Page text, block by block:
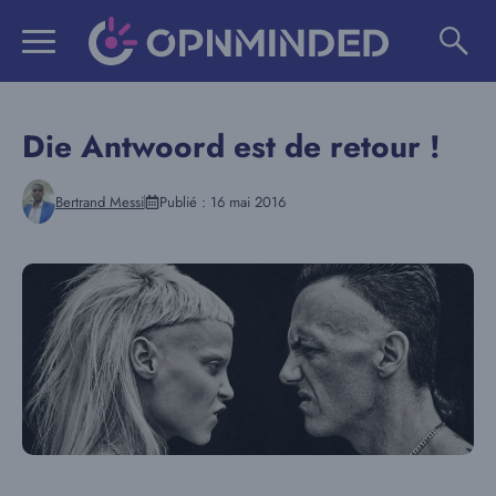
Die Antwoord est de retour !
Bertrand Messi Publié : 16 mai 2016